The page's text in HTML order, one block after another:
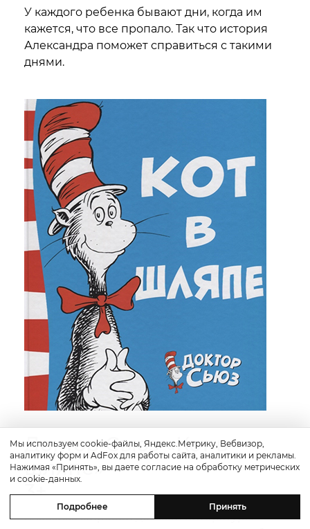
У каждого ребенка бывают дни, когда им
кажется, что все пропало. Так что история
Александра поможет справиться с такими
днями.
Доктор Сьюз «Кот в
шляпе»
3+
Классика мировой детской литературы —
Мы используем cookie-файлы, Яндекс.Метрику, Вебвизор,
аналитику форм и AdFox для работы сайта, аналитики и рекламы.
Нажимая «Принять», вы даете согласие на обработку метрических
и cookie-данных.
Подробнее Принять